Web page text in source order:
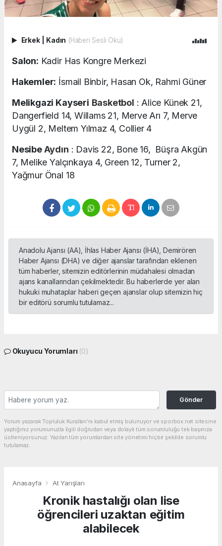
Erkek Kadın (Haberi Sesli Oku)
Salon: Kadir Has Kongre Merkezi
Hakemler: İsmail Binbir, Hasan Ok, Rahmi Güner
Melikgazi Kayseri Basketbol : Alice Künek 21,
Dangerfield 14, Willams 21, Merve Arı 7, Merve
Uygül 2, Meltem Yılmaz 4, Collier 4
NesibeAydın : Davis 22, Bone 16, Büşra Akgün
7, Melike Yalçınkaya 4, Green 12, Turner 2,
Yağmur Önal 18
Anadolu Ajansı (AA), İhlas Haber Ajansı (İHA), Demirören
Haber Ajansı (DHA) ve diğer ajanslar tarafından eklenen
tüm haberler, sitemizin editörlerinin müdahalesi olmadan
ajans kanallarından çekilmektedir. Bu haberlerde yer alan
hukuki muhataplar haberi geçen ajanslar olup sitemizin hiç
bir editörü sorumlu tutulamaz...
Okuyucu Yorumları (0)
Gönder
Yorum yazarak Topluluk Kuralları’nı kabul etmiş bulunuyor ve sporbox.net sitesine
yaptığınız yorumunuzla ilgili doğrudan veya dolaylı tüm sorumluluğu tek başınıza
üstleniyorsunuz. Yazılan tüm yorumlardan site yönetimi hiçbir şekilde sorumlu
tutulamaz.
Anasayfa At Yarışları
Kronik hastalığı olan lise
öğrencileri uzaktan eğitim
alabilecek